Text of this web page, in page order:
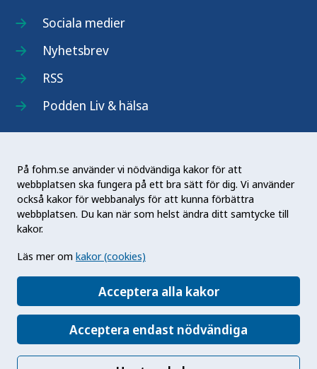
På fohm.se använder vi nödvändiga kakor för att
webbplatsen ska fungera på ett bra sätt för dig. Vi använder
också kakor för webbanalys för att kunna förbättra
webbplatsen. Du kan när som helst ändra ditt samtycke till
kakor.
Läs mer om kakor (cookies)
Acceptera alla kakor
Acceptera endast nödvändiga
Sociala medier
Nyhetsbrev
RSS
Podden Liv & hälsa
Folkhälsomyndigheten (Fohm) är en nationell
kunskapsmyndighet som arbetar för en bättre
folkhälsa. Det gör myndigheten genom att
främja hälsa, förebygga ohälsa och skydda mot
hälsohot. Vår vision är en folkhälsa som stärker
samhällets utveckling.